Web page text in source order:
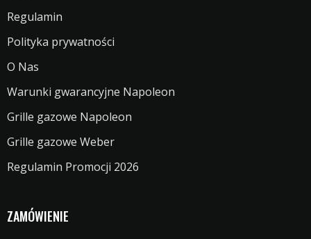
Regulamin
Polityka prywatności
O Nas
Warunki gwarancyjne Napoleon
Grille gazowe Napoleon
Grille gazowe Weber
Regulamin Promocji 2026
ZAMÓWIENIE